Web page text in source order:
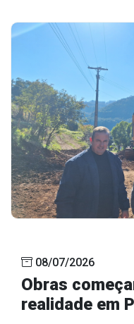
08/07/2026
Obras
realidade em